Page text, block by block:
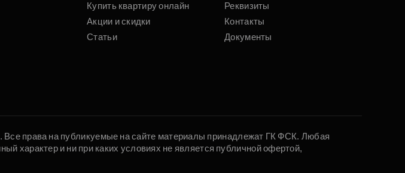
Купить квартиру онлайн
Акции и скидки
Статьи
Реквизиты
Контакты
Документы
права на публикуемые на сайте материалы принадлежат ГК ФСК. Любая
характер и ни при каких условиях не является публичной офертой,